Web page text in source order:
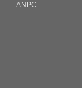
ANPC